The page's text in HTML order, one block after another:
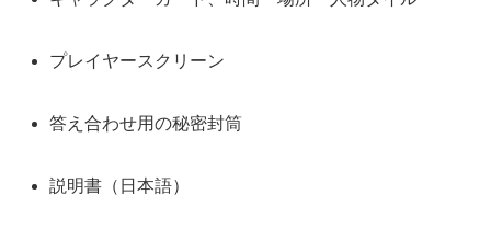
プレイヤースクリーン
答え合わせ用の秘密封筒
説明書（日本語）